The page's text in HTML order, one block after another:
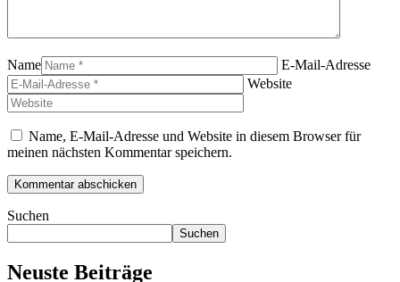
Name
E-Mail-Adresse
Website
Name, E-Mail-Adresse und Website in diesem Browser für
meinen nächsten Kommentar speichern.
Suchen
Suchen
Neuste Beiträge